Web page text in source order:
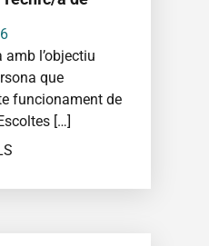
l’objectiu
que
funcionament de
[…]